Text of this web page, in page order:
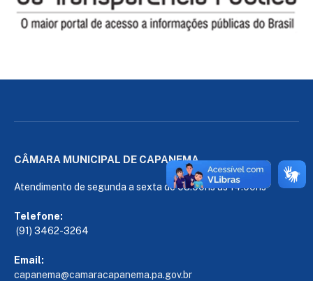
CÂMARA MUNICIPAL DE CAPANEMA
Atendimento de segunda a sexta de 08:00hs às 14:00hs
Telefone:
(91) 3462-3264
Email:
capanema@camaracapanema.pa.gov.br